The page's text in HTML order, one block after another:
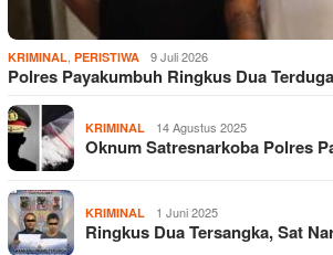
KRIMINAL PERISTIWA 9 Juli 2026
Polres Payakumbuh Ringkus Dua
KRIMINAL 14 Agustus 2025
Oknum Satresnarkoba Polres
KRIMINAL 1 Juni 2025
Ringkus Dua Tersangka, Sat